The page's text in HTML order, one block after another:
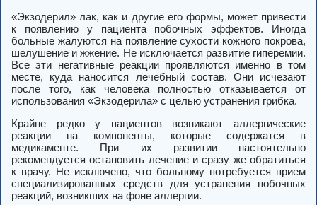
«Экзодерил» лак, как и другие его формы, может привести
к появлению у пациента побочных эффектов. Иногда
больные жалуются на появление сухости кожного покрова,
шелушение и жжение. Не исключается развитие гиперемии.
Все эти негативные реакции проявляются именно в том
месте, куда наносится лечебный состав. Они исчезают
после того, как человека полностью отказывается от
использования «Экзодерила» с целью устранения грибка.
Крайне редко у пациентов возникают аллергические
реакции на компоненты, которые содержатся в
медикаменте. При их развитии настоятельно
рекомендуется остановить лечение и сразу же обратиться
к врачу. Не исключено, что больному потребуется прием
специализированных средств для устранения побочных
реакций, возникших на фоне аллергии.